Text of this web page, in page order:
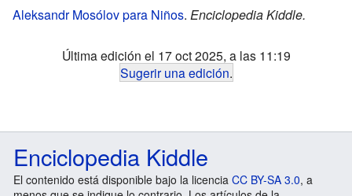
Aleksandr Mosólov para Niños. Enciclopedia Kiddle.
Última edición el 17 oct 2025, a las 11:19
Sugerir una edición.
Enciclopedia Kiddle
El contenido está disponible bajo la licencia CC BY-SA 3.0, a